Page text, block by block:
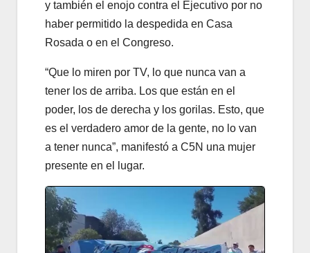
y también el enojo contra el Ejecutivo por no
haber permitido la despedida en Casa
Rosada o en el Congreso.
“Que lo miren por TV, lo que nunca van a
tener los de arriba. Los que están en el
poder, los de derecha y los gorilas. Esto, que
es el verdadero amor de la gente, no lo van
a tener nunca”, manifestó a C5N una mujer
presente en el lugar.